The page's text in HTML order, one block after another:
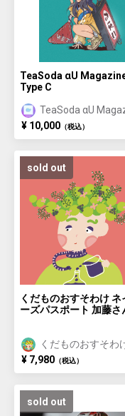
TeaSoda αU
Type C
TeaSoda αU
¥ 10,000 （税込）
sold out
くだものおすそわけ ネ
ーズパスポート 加藤さ
くだものおすそわ
スポート
¥ 7,980 （税込）
sold out